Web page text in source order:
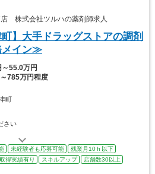
株式会社ツルハの薬剤師求人
町】大手ドラッグストアの調剤
メイン≫
～55.0万円
785万円程度
町
さい
未経験者も応募可能
残業月10ｈ以下
得実績有り スキルアップ
店舗数30以上